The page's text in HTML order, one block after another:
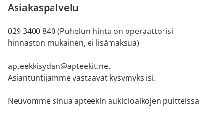
Asiakaspalvelu
029 3400 840 (Puhelun hinta on operaattorisi
hinnaston mukainen, ei lisämaksua)
apteekkisydan@apteekit.net
Asiantuntijamme vastaavat kysymyksiisi.
Neuvomme sinua apteekin aukioloaikojen puitteissa.